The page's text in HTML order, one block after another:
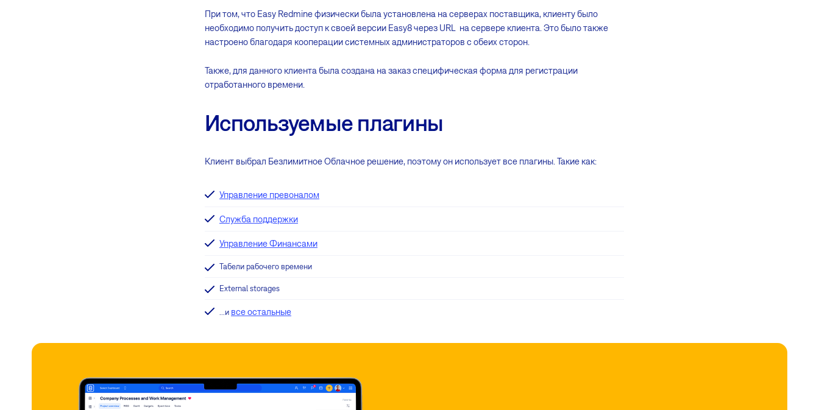
При том, что Еasy Redmine физически была установлена на серверах поставщика, клиенту было
необходимо получить доступ к своей версии Easy8 через URL на сервере клиента. Это было также
настроено благодаря кооперации системных администраторов с обеих сторон.
Также, для данного клиента была создана на заказ специфическая форма для регистрации
отработанного времени.
Используемые плагины
Клиент выбрал Безлимитное Облачное решение, поэтому он использует все плагины. Такие как:
Управление превоналом
Служба поддержки
Управление Финансами
Табели рабочего времени
External storages
...и все остальные